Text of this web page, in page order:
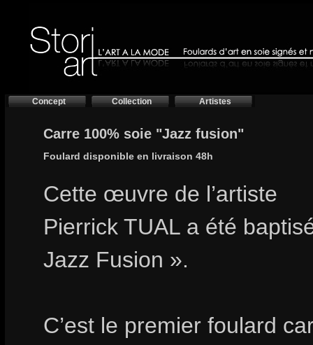
Concept Collection Artistes
Carre 100% soie "Jazz fusion"
Foulard disponible en livraison 48h
Cette œuvre de l’artiste
Pierrick TUAL a été
Jazz Fusion ».
C’est le premier foulard